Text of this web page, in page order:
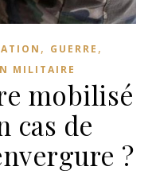
, GUERRE ,
MILITAIRE
mobilisé
cas de
?